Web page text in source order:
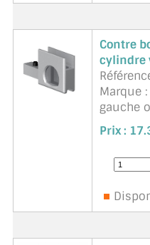
Contre
cylindre
Marque
gauche
8mm.
avec
Prix :